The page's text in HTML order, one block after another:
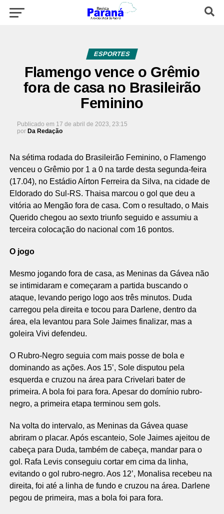
ESPORTES
Flamengo vence o Grêmio
fora de casa no Brasileirão
Feminino
Publicado em 17 de abril de 2023, 23:15
por Da Redação
Na sétima rodada do Brasileirão Feminino, o Flamengo
venceu o Grêmio por 1 a 0 na tarde desta segunda-feira
(17.04), no Estádio Aírton Ferreira da Silva, na cidade de
Eldorado do Sul-RS. Thaisa marcou o gol que deu a
vitória ao Mengão fora de casa. Com o resultado, o Mais
Querido chegou ao sexto triunfo seguido e assumiu a
terceira colocação do nacional com 16 pontos.
O jogo
Mesmo jogando fora de casa, as Meninas da Gávea não
se intimidaram e começaram a partida buscando o
ataque, levando perigo logo aos três minutos. Duda
carregou pela direita e tocou para Darlene, dentro da
área, ela levantou para Sole Jaimes finalizar, mas a
goleira Vivi defendeu.
O Rubro-Negro seguia com mais posse de bola e
dominando as ações. Aos 15’, Sole disputou pela
esquerda e cruzou na área para Crivelari bater de
primeira. A bola foi para fora. Apesar do domínio rubro-
negro, a primeira etapa terminou sem gols.
Na volta do intervalo, as Meninas da Gávea quase
abriram o placar. Após escanteio, Sole Jaimes ajeitou de
cabeça para Duda, também de cabeça, mandar para o
gol. Rafa Levis conseguiu cortar em cima da linha,
evitando o gol rubro-negro. Aos 12’, Monalisa recebeu na
direita, foi até a linha de fundo e cruzou na área. Darlene
pegou de primeira, mas a bola foi para fora.